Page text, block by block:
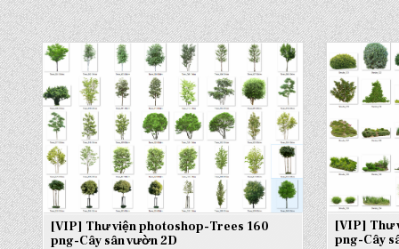
[VIP] Thư viện photoshop-Trees 160
png-Cây sân vườn 2D
[VIP] Thư
png-Cây